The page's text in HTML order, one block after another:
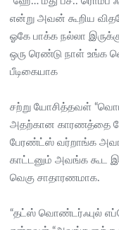
என்று அவன் கூறிய
ஓகே பாக்க நல்லா
ஒரு ரெண்டு நாள் உங்க
பீடிகையாக
சற்று யோசித்தவள்
அதற்கான காரணத்தை
பேரண்ட்ஸ் வர்றாங்க
காட்டனும் அவங்க கூட
வெகு சாதாரணமாக.
“தட்ஸ் வொண்டர்ஃபுல்